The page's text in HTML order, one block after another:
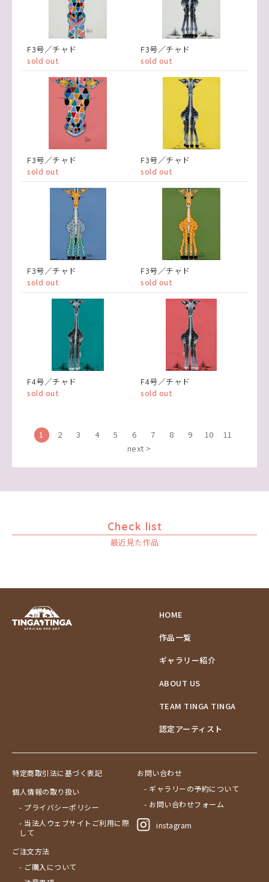
F3号／チャド
sold out
F3号／チャド
sold out
F3号／チャド
sold out
F3号／チャド
sold out
F3号／チャド
sold out
F3号／チャド
sold out
F4号／チャド
sold out
F4号／チャド
sold out
1 2 3 4 5 6 7 8 9 10
11
next >
Check list
最近見た作品
HOME
作品一覧
ギャラリー紹介
ABOUT US
TEAM TINGA TINGA
認定アーティスト
特定商取引法に基づく表記
個人情報の取り扱い
- プライバシーポリシー
- 当法人ウェブサイトご利用に際
して
ご注文方法
- ご購入について
お問い合わせ
- ギャラリーの予約について
- お問い合わせフォーム
instagram